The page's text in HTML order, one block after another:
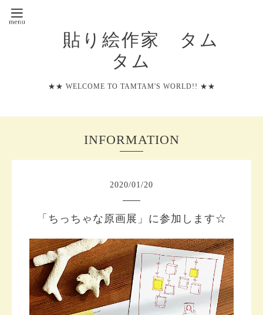
貼り絵作家 タム
タム
★★ WELCOME TO TAMTAM'S WORLD!! ★★
INFORMATION
2020/01/20
「ちっちゃな原画展」に参加します☆